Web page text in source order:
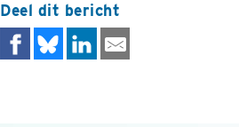
Deel dit bericht